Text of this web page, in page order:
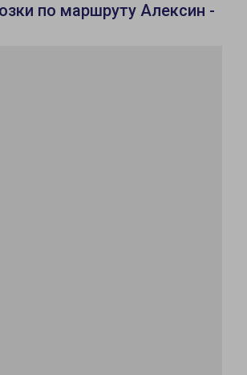
по маршруту Алексин -